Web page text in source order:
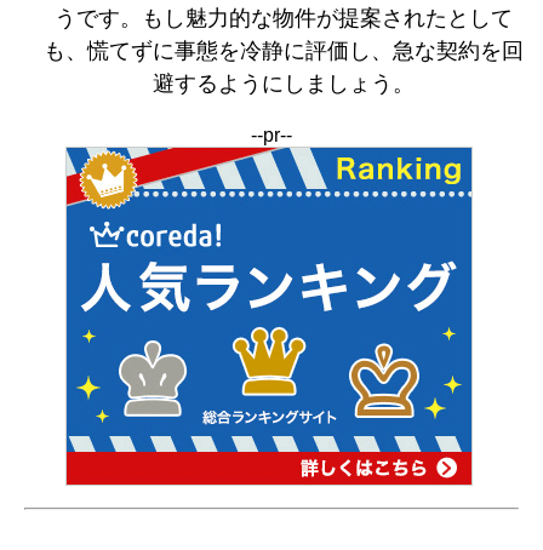
うです。もし魅力的な物件が提案されたとして
も、慌てずに事態を冷静に評価し、急な契約を回
避するようにしましょう。
--pr--